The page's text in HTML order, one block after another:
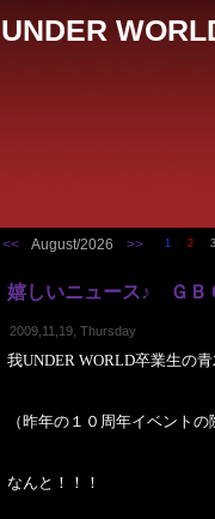
UNDER
<< August/2026 >> 1 2 3
嬉しいニュース♪ ＧＢ
2009,11,19, Thursday
我UNDER WORLD卒業生の
（昨年の１０周年イベント
なんと！！！